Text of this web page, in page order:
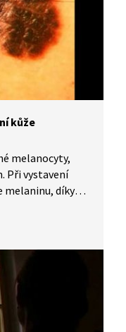
kůže
melanocyty,
Při vystavení
melaninu, díky
melanocyty
léčbou nás
Petr